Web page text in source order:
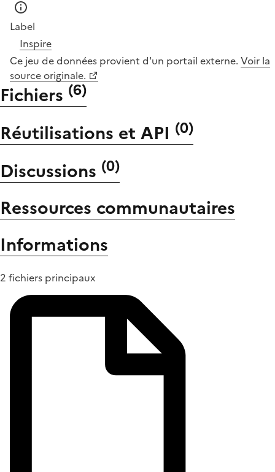
Label
Inspire
Ce jeu de données provient d'un portail externe. Voir la
source originale.
Fichiers (6)
Réutilisations et API (0)
Discussions (0)
Ressources communautaires
Informations
2 fichiers principaux